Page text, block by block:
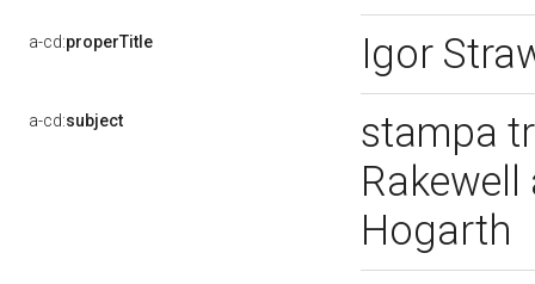
a-cd:properTitle Igor
a-cd:subject
stampa
Rakewell
Hogarth